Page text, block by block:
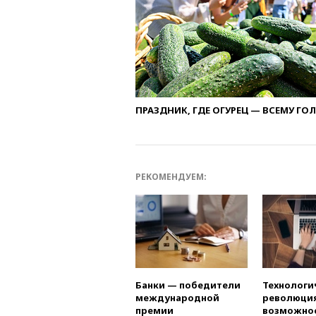
ПРАЗДНИК, ГДЕ ОГУРЕЦ — ВСЕМУ
РЕКОМЕНДУЕМ:
Банки — победители
международной
премии